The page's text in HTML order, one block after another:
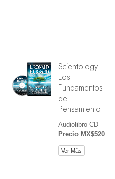
Scientology:
Los
Fundamentos
del
Pensamiento
Audiolibro CD
Precio MX$520
Ver Más